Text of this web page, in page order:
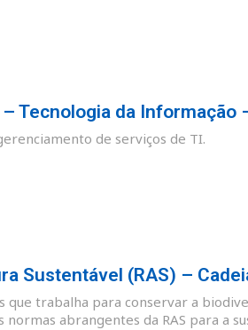
Tecnologia da Informação
de serviços de TI.
Sustentável (RAS) –
trabalha para conservar a
abrangentes da RAS para a